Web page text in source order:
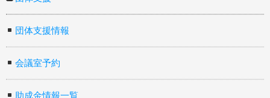
団体支援情報
会議室予約
助成金情報一覧